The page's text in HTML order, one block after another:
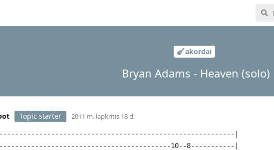
akordai
Bryan Adams - Heaven (solo)
Topic starter 2011 m. lapkritis 18 d.
|
10--8-----------|